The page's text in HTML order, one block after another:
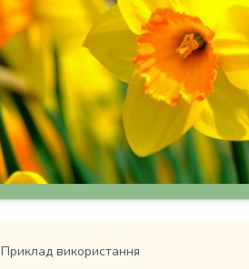
Приклад використання